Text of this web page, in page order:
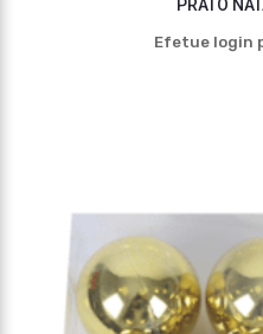
PRATO
Efetue login